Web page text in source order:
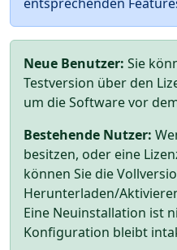
Neue Benutzer: Sie
Testversion über den
um die Software vor
Bestehende Nutzer:
besitzen, oder eine
können Sie die
Herunterladen/
Eine Neuinstallation ist
Konfiguration bleibt